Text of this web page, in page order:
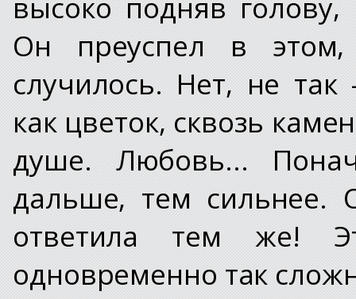
Он преуспел в
случилось. Нет, не
как цветок, сквозь
душе. Любовь...
дальше, тем
ответила тем же!
одновременно так